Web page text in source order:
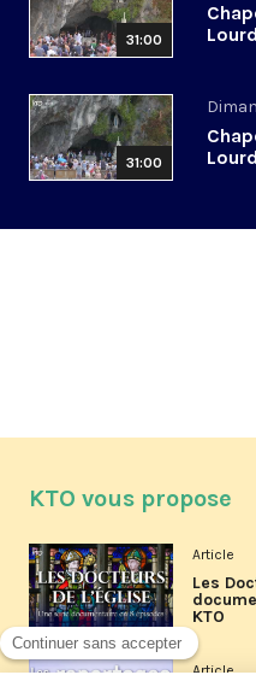
31:00
31:00
KTO vous propose
Article
Les
KTO
Article